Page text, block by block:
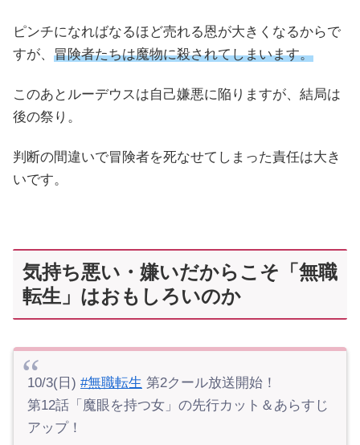
ピンチになればなるほど売れる恩が大きくなるからで
すが、 冒険者たちは魔物に殺されてしまいます。
このあとルーデウスは自己嫌悪に陥りますが、結局は
後の祭り。
判断の間違いで冒険者を死なせてしまった責任は大き
いです。
気持ち悪い・嫌いだからこそ「無職
転生」はおもしろいのか
10/3(日) #無職転生 第2クール放送開始！
第12話「魔眼を持つ女」の先行カット＆あらすじ
アップ！